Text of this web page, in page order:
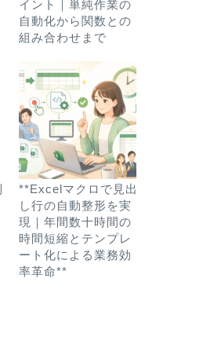
イント｜単純作業の
自動化から関数との
組み合わせまで
**Excelマクロで見出
し行の自動整形を実
現｜年間数十時間の
時間短縮とテンプレ
ート化による業務効
率革命**